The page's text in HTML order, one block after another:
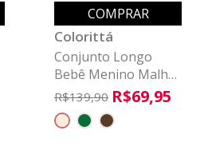
COMPRAR
Colorittá
Conjunto Longo
Bebê Menino Malha
Tricô Colorittá Bege
R$139,90 R$69,95